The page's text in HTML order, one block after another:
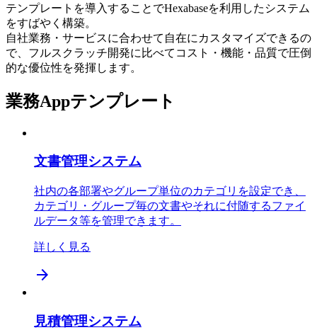
テンプレートを導入することでHexabaseを利用したシステム
をすばやく構築。
自社業務・サービスに合わせて自在にカスタマイズできるの
で、フルスクラッチ開発に比べてコスト・機能・品質で圧倒
的な優位性を発揮します。
業務Appテンプレート
文書管理システム
社内の各部署やグループ単位のカテゴリを設定でき、
カテゴリ・グループ毎の文書やそれに付随するファイ
ルデータ等を管理できます。
詳しく見る
arrow_forward
見積管理システム